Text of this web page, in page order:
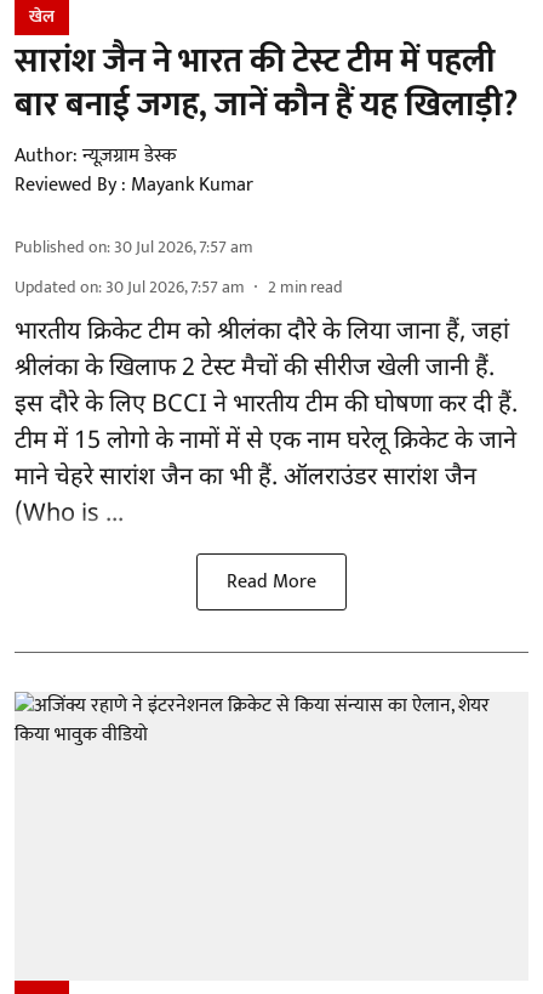
खेल
सारांश जैन ने भारत की टेस्ट टीम में पहली
बार बनाई जगह, जानें कौन हैं यह खिलाड़ी?
Author:न्यूज़ग्राम डेस्क
Reviewed By : Mayank Kumar
Published on:30 Jul 2026, 7:57 am
Updated on:30 Jul 2026, 7:57 am 2min read
भारतीय क्रिकेट टीम को श्रीलंका दौरे के लिया जाना हैं, जहां
श्रीलंका के खिलाफ 2 टेस्ट मैचों की सीरीज खेली जानी हैं.
इस दौरे के लिए BCCI ने भारतीय टीम की घोषणाकर दी हैं.
टीम में 15 लोगो के नामों में से एक नाम घरेलू क्रिकेट के जाने
माने चेहरे सारांश जैन का भी हैं. ऑलराउंडर सारांश जैन
(Who is ...
Read More